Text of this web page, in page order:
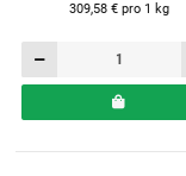
309,58 € pro 1 kg